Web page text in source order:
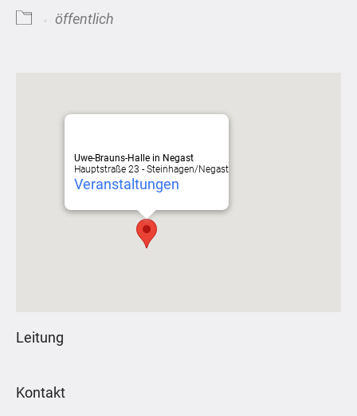
öffentlich
Uwe-Brauns-Halle in Negast
Hauptstraße 23 - Steinhagen/Negast
Veranstaltungen
Leitung
Kontakt